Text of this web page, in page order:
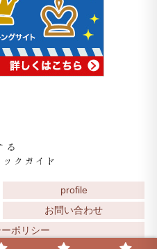
profile
お問い合わせ
ポリシー